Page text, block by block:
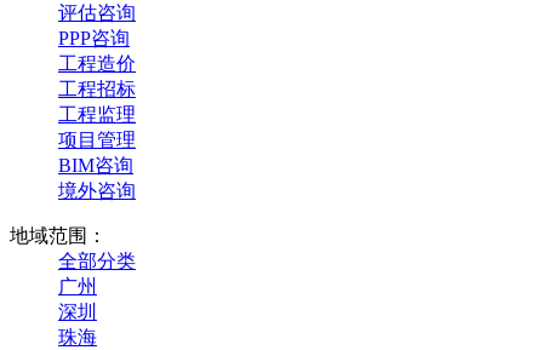
评估咨询
PPP咨询
工程造价
工程招标
工程监理
项目管理
BIM咨询
境外咨询
地域范围：
全部分类
广州
深圳
珠海